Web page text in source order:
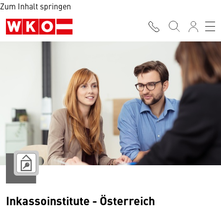
Zum Inhalt springen
Inkassoinstitute - Österreich